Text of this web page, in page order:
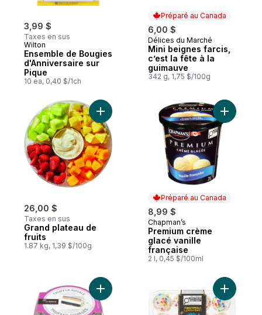
3,99 $
Taxes en sus
Wilton
Ensemble de Bougies
d'Anniversaire sur
Pique
10 ea, 0,40 $/1ch
Préparé au Canada
6,00 $
Préparé au Canada
Délices du Marché
Mini beignes farcis,
c’est la fête à la
guimauve
342 g, 1,75 $/100g
26,00 $
Taxes en sus
Grand plateau de
fruits
1.87 kg, 1,39 $/100g
Ajouter Grand plateau de fruits au panier
Préparé au Canada
8,99 $
Préparé au Canada
Chapman’s
Premium crème
glacé vanille
française
2 l, 0,45 $/100ml
Ajouter
Ajouter Truffe royale au panier Ajouter